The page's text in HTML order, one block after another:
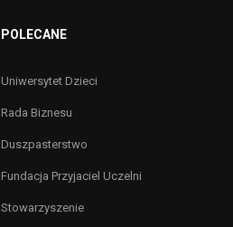
POLECANE
Uniwersytet Dzieci
Rada Biznesu
Duszpasterstwo
Fundacja Przyjaciel Uczelni
Stowarzyszenie